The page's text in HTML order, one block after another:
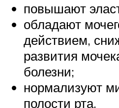
повышают
обладают
действием,
развития
болезни;
нормализуют
полости рта.